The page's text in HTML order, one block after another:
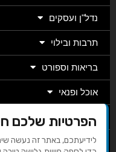
נדל"ן ועסקים
תרבות ובילוי
בריאות וספורט
אוכל ופנאי
מגזין
מערכת
הפרטיות שלכם